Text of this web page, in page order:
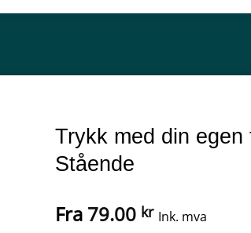
Trykk med din
Stående
Fra 79.00 kr Ink. mva